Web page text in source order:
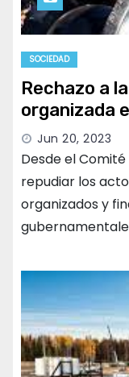
SOCIEDAD
Rechazo a
organizada
Jun 20, 2023
Desde el Comité
repudiar los
organizados y